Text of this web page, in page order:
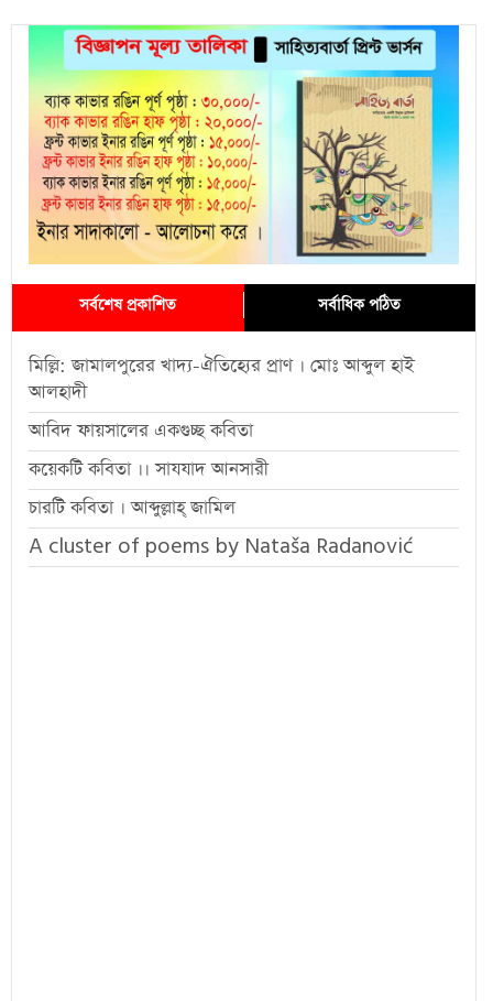
সর্বশেষ প্রকাশিত সর্বাধিক পঠিত
মিল্লি: জামালপুরের খাদ্য-ঐতিহ্যের প্রাণ । মোঃ আব্দুল হাই
আলহাদী
আবিদ ফায়সালের একগুচ্ছ কবিতা
কয়েকটি কবিতা ।। সাযযাদ আনসারী
চারটি কবিতা । আব্দুল্লাহ্ জামিল
A cluster of poems by Nataša Radanović